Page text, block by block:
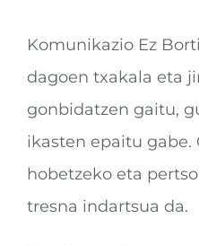
Komunikazio Ez
dagoen txakala eta
gonbidatzen gaitu,
ikasten epaitu gabe.
hobetzeko eta
tresna indartsua da.